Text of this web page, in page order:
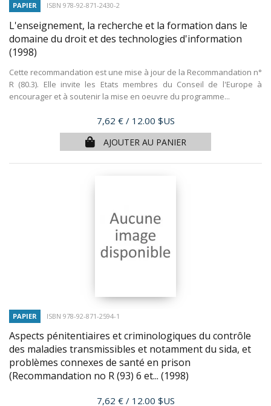
PAPIER ISBN 978-92-871-2430-2
L'enseignement, la recherche et la formation dans le
domaine du droit et des technologies d'information
(1998)
Cette recommandation est une mise à jour de la Recommandation n°
R (80.3). Elle invite les Etats membres du Conseil de l'Europe à
encourager et à soutenir la mise en oeuvre du programme...
Prix
7,62 € / 12.00 $US
AJOUTER AU PANIER
PAPIER ISBN 978-92-871-2594-1
Aspects pénitentiaires et criminologiques du contrôle
des maladies transmissibles et notamment du sida, et
problèmes connexes de santé en prison
(Recommandation no R (93) 6 et... (1998)
Prix
7,62 € / 12.00 $US